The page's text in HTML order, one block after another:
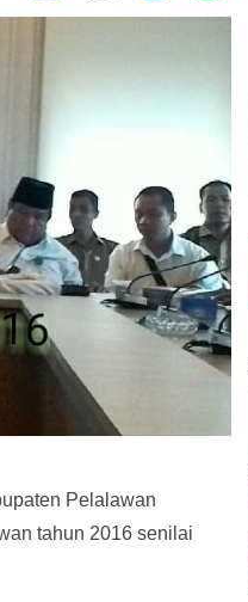
Pelalawan
tahun 2016 senilai